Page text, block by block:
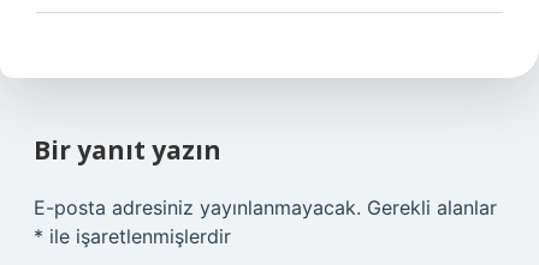
Bir yanıt yazın
E-posta adresiniz yayınlanmayacak. Gerekli alanlar
* ile işaretlenmişlerdir